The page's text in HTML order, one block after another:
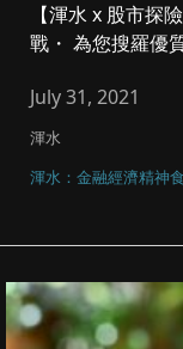
【渾水 x 股市探
戰・ 為您搜羅優
July 31, 2021
渾水
渾水：金融經濟精神